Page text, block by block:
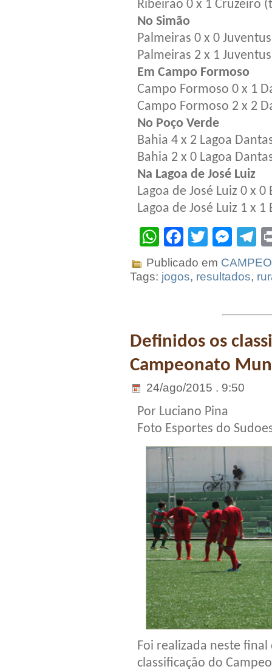
Ribeirão 0 x 1 Cruzeiro
No Simão
Palmeiras 0 x 0
Palmeiras 2 x 1
Em Campo Formoso
Campo Formoso 0 x 1
Campo Formoso 2 x 2
No Poço Verde
Bahia 4 x 2 Lagoa
Bahia 2 x 0 Lagoa
Na Lagoa de José Luiz
Lagoa de José Luiz 0 x
Lagoa de José Luiz 1 x
WhatsApp
Facebook
Twitter
Publicado em
Tags: jogos, resultados,
Definidos os
Campeonato
24/ago/2015 . 9:50
Por Luciano Pina
Foto Esportes do
Foi realizada neste
classificação do